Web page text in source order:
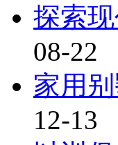
探索
08-22
家用
12-13